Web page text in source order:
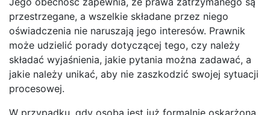
przestrzegane, a wszelkie składane przez niego
oświadczenia nie naruszają jego interesów. Prawnik
może udzielić porady dotyczącej tego, czy należy
składać wyjaśnienia, jakie pytania można zadawać, a
jakie należy unikać, aby nie zaszkodzić swojej sytuacji
procesowej.
W przypadku, gdy osoba jest już formalnie oskarżona,